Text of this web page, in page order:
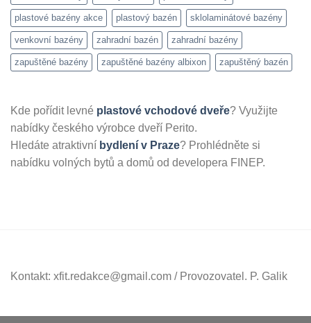
plastové bazény akce plastový bazén sklolaminátové bazény
venkovní bazény zahradní bazén zahradní bazény
zapuštěné bazény zapuštěné bazény albixon zapuštěný bazén
Kde pořídit levné plastové vchodové dveře? Využijte
nabídky českého výrobce dveří Perito.
Hledáte atraktivní bydlení v Praze? Prohlédněte si
nabídku volných bytů a domů od developera FINEP.
Kontakt: xfit.redakce@gmail.com / Provozovatel. P. Galik